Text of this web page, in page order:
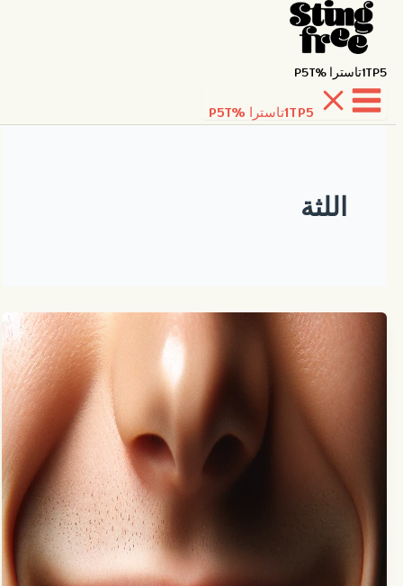
تخطي
1TP5تاسترا %P5T
1TP5تاسترا %P5T
اللثة